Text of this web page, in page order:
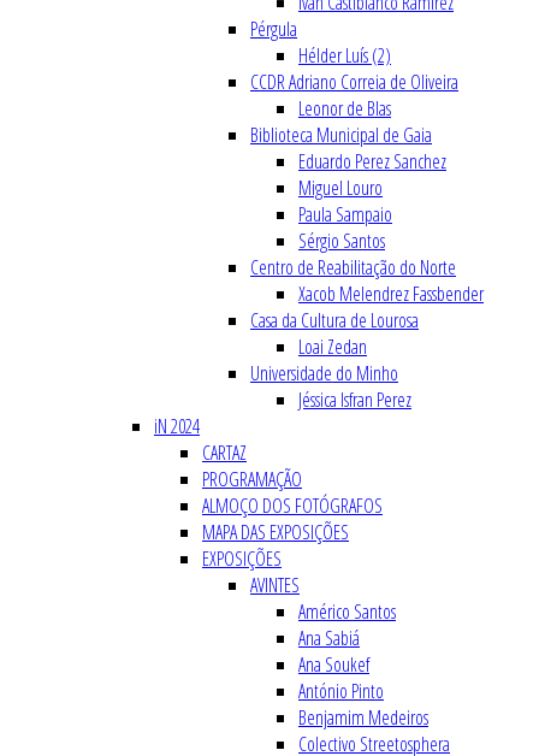
Pérgula
Hélder Luís (2)
CCDR Adriano Correia de Oliveira
Leonor de Blas
Biblioteca Municipal de Gaia
Eduardo Perez Sanchez
Miguel Louro
Paula Sampaio
Sérgio Santos
Centro de Reabilitação do Norte
Xacob Melendrez Fassbender
Casa da Cultura de Lourosa
Loai Zedan
Universidade do Minho
Jéssica Isfran Perez
iN 2024
CARTAZ
PROGRAMAÇÃO
ALMOÇO DOS FOTÓGRAFOS
MAPA DAS EXPOSIÇÕES
EXPOSIÇÕES
AVINTES
Américo Santos
Ana Sabiá
Ana Soukef
António Pinto
Benjamim Medeiros
Colectivo Streetosphera